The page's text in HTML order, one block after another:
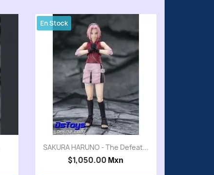
SAKURA HARUNO - The Defeat...
$1,050.00 Mxn
En Stock